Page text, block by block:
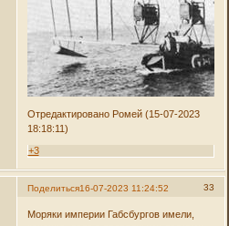
Отредактировано Ромей (15-07-2023
18:18:11)
+3
Поделиться 33
16-07-2023 11:24:52
Моряки империи Габсбургов имели,